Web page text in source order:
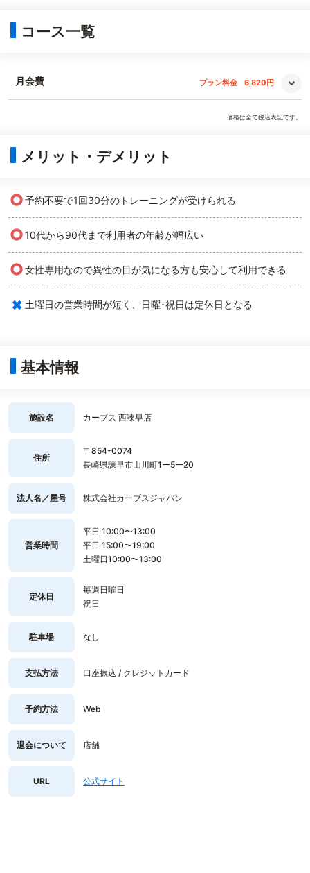
コース一覧
月会費 プラン料金 6,820円
価格は全て税込表記です。
メリット・デメリット
○予約不要で1回30分のトレーニングが受けられる
○10代から90代まで利用者の年齢が幅広い
○女性専用なので異性の目が気になる方も安心して利用できる
× 土曜日の営業時間が短く、日曜･祝日は定休日となる
基本情報
施設名 カーブス 西諫早店
住所
〒854-0074
長崎県諫早市山川町1ー5ー20
法人名／屋号 株式会社カーブスジャパン
営業時間
平日 10:00〜13:00
平日 15:00〜19:00
土曜日10:00〜13:00
定休日
毎週日曜日
祝日
駐車場 なし
支払方法 口座振込 / クレジットカード
予約方法 Web
退会について 店舗
URL 公式サイト